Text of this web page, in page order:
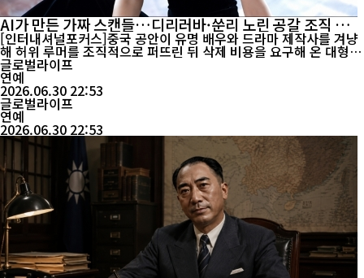
AI가 만든 가짜 스캔들…디리러바·쑨리 노린 공갈 조직 적
발
[인터내셔널포커스]중국 공안이 유명 배우와 드라마 제작사를 겨냥
해 허위 루머를 조직적으로 퍼뜨린 뒤 삭제 비용을 요구해 온 대형
사이버 공갈 조직을 적발했다. 특히 이들은 생성형 AI를 이용해 악성
게시물을 대량 생산하고, 수천만 명의 팔로워를 보유한 계정을 통해
여론을 증폭시킨 뒤 금품을 요구하는 치밀한 범행 수법을 사용한 것
글로벌라이프
연예
2026.06.30 22:53
글로벌라이프
연예
2026.06.30 22:53